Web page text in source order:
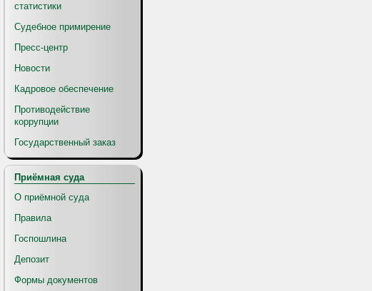
статистики
Судебное примирение
Пресс-центр
Новости
Кадровое обеспечение
Противодействие
коррупции
Государственный заказ
Приёмная суда
О приёмной суда
Правила
Госпошлина
Депозит
Формы документов